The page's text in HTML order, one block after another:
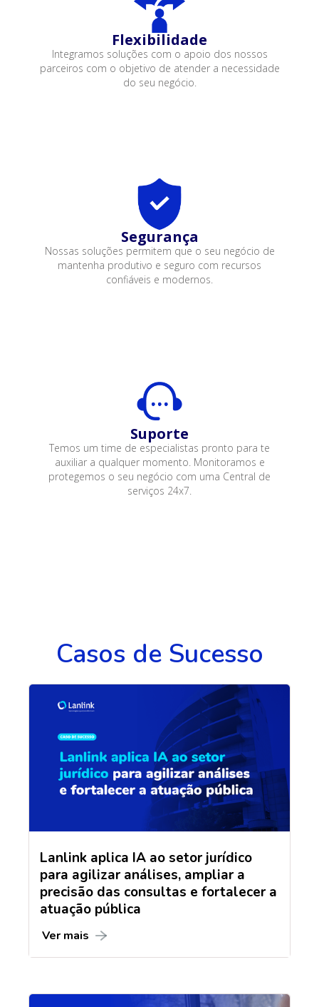
Flexibilidade
Integramos soluções com o apoio dos nossos
parceiros com o objetivo de atender a necessidade
do seu negócio.
Segurança
Nossas soluções permitem que o seu negócio de
mantenha produtivo e seguro com recursos
confiáveis e modernos.
Suporte
Temos um time de especialistas pronto para te
auxiliar a qualquer momento. Monitoramos e
protegemos o seu negócio com uma Central de
serviços 24x7.
Casos de Sucesso
Lanlink aplica IA ao setor jurídico
para agilizar análises, ampliar a
precisão das consultas e fortalecer a
atuação pública
Ver mais